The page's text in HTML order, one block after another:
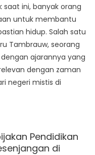
saat ini, banyak orang
untuk membantu
hidup. Salah satu
Tambrauw, seorang
ajarannya yang
dengan zaman
negeri mistis di
Pendidikan
di